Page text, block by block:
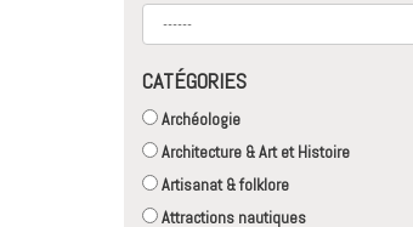
CATÉGORIES
Archéologie
Architecture & Art et Histoire
Artisanat & folklore
Attractions nautiques